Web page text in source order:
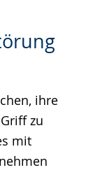
ihre
zu
mit